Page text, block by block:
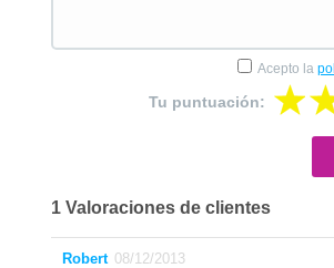
1 Valoraciones de clientes
Tu puntuación:
Acepto la
Robert 08/12/2013